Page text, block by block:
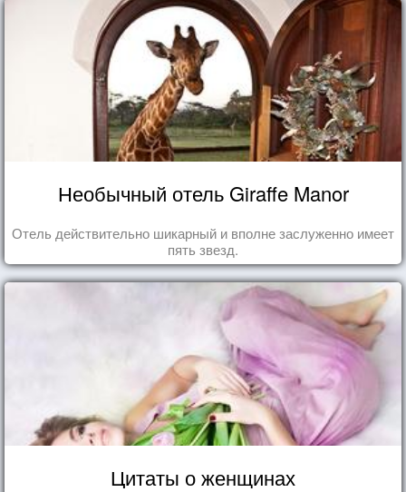
Необычный отель Giraffe Manor
Отель действительно шикарный и вполне заслуженно имеет
пять звезд.
Цитаты о женщинах